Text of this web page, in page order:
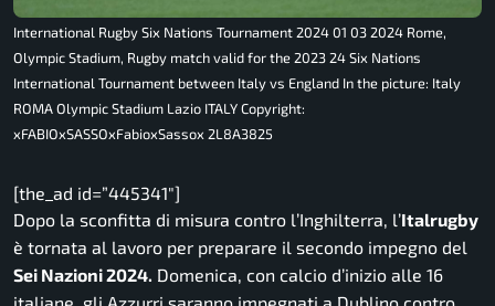
International Rugby Six Nations Tournament 2024 01 03 2024 Rome,
Olympic Stadium, Rugby match valid for the 2023 24 Six Nations
International Tournament between Italy vs England In the picture: Italy
ROMA Olympic Stadium Lazio ITALY Copyright:
xFABIOxSASSOxFabioxSassox 2L8A3825
[the_ad id=”445341″]
Dopo la sconfitta di misura contro l’Inghilterra, l’Italrugby
è tornata al lavoro per preparare il secondo impegno del
Sei Nazioni 2024. Domenica, con calcio d’inizio alle 16